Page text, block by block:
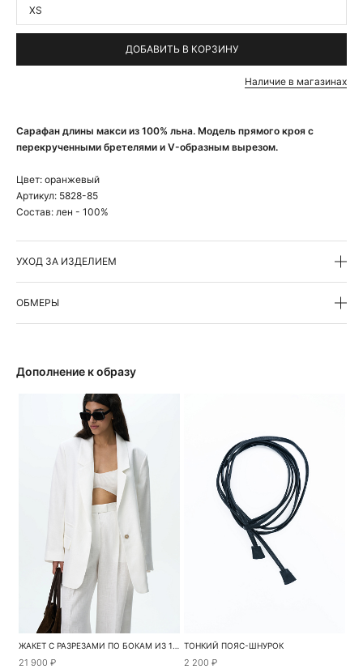
Сарафан длины макси из 100% льна. Модель прямого кроя с
перекрученными бретелями и V-образным вырезом.
Цвет: оранжевый
Артикул: 5828-85
Состав: лен - 100%
УХОД ЗА ИЗДЕЛИЕМ
ОБМЕРЫ
XS
ДОБАВИТЬ В КОРЗИНУ
Наличие в магазинах
Дополнение к образу
ЖАКЕТ С РАЗРЕЗАМИ ПО БОКАМ ИЗ 100% ЛЬНА
21 900 ₽
ТОНКИЙ ПОЯС-ШНУРОК
2 200 ₽